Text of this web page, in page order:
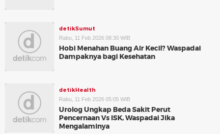
detikSumut
Rabu, 11 Feb 2026 08:30 WIB
Hobi Menahan Buang Air Kecil? Waspadai
Dampaknya bagi Kesehatan
detikHealth
Rabu, 11 Feb 2026 05:05 WIB
Urolog Ungkap Beda Sakit Perut
Pencernaan Vs ISK, Waspadai Jika
Mengalaminya